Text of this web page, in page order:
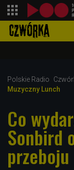
Polskie Radio
Muzyczny Lunch
Co
Sonbird
przeboju